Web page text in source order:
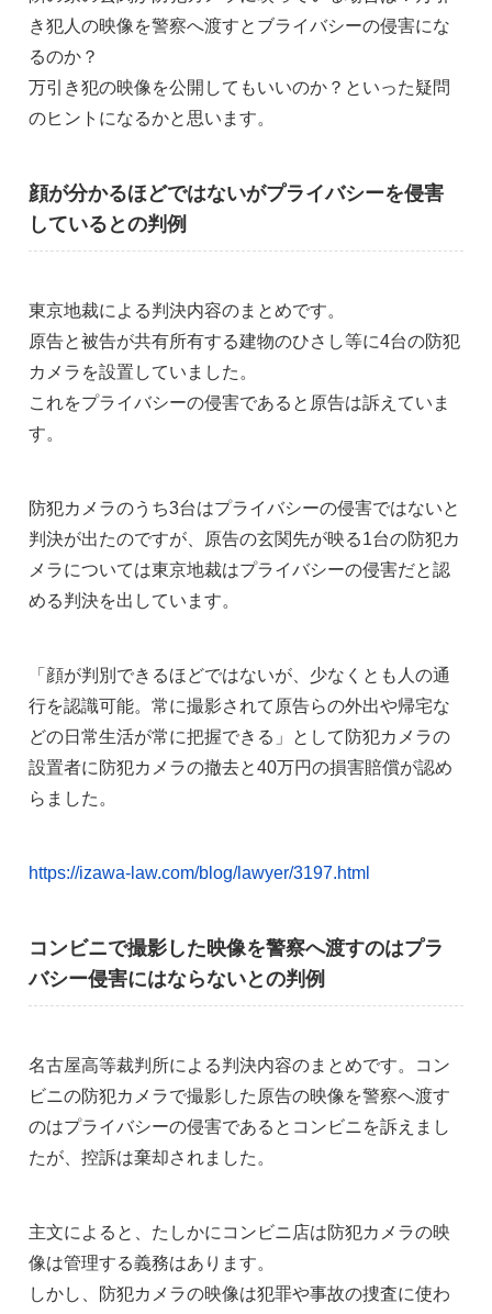
き犯人の映像を警察へ渡すとブライバシーの侵害にな
るのか？
万引き犯の映像を公開してもいいのか？といった疑問
のヒントになるかと思います。
顔が分かるほどではないがプライバシーを侵害
しているとの判例
東京地裁による判決内容のまとめです。
原告と被告が共有所有する建物のひさし等に4台の防犯
カメラを設置していました。
これをプライバシーの侵害であると原告は訴えていま
す。
防犯カメラのうち3台はプライバシーの侵害ではないと
判決が出たのですが、原告の玄関先が映る1台の防犯カ
メラについては東京地裁はプライバシーの侵害だと認
める判決を出しています。
「顔が判別できるほどではないが、少なくとも人の通
行を認識可能。常に撮影されて原告らの外出や帰宅な
どの日常生活が常に把握できる」として防犯カメラの
設置者に防犯カメラの撤去と40万円の損害賠償が認め
らました。
https://izawa-law.com/blog/lawyer/3197.html
コンビニで撮影した映像を警察へ渡すのはプラ
バシー侵害にはならないとの判例
名古屋高等裁判所による判決内容のまとめです。コン
ビニの防犯カメラで撮影した原告の映像を警察へ渡す
のはプライバシーの侵害であるとコンビニを訴えまし
たが、控訴は棄却されました。
主文によると、たしかにコンビニ店は防犯カメラの映
像は管理する義務はあります。
しかし、防犯カメラの映像は犯罪や事故の捜査に使わ